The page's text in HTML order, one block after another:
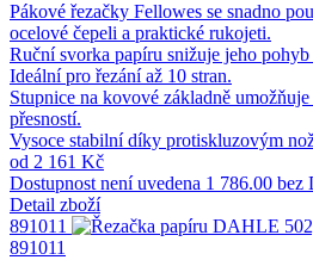
Pákové řezačky Fellowes se snadno
ocelové čepeli a praktické rukojeti.
Ruční svorka papíru snižuje jeho pohyb
Ideální pro řezání až 10 stran.
Stupnice na kovové základně umožňuje
přesností.
Vysoce stabilní díky protiskluzovým
od 2 161 Kč
Dostupnost není uvedena 1 786.00 bez
Detail zboží
891011
891011